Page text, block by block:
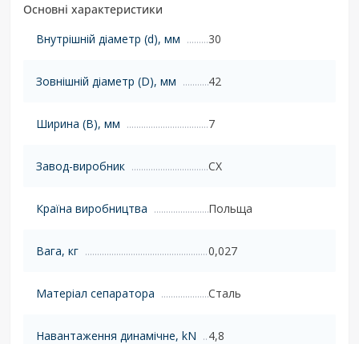
Основні характеристики
Внутрішній діаметр (d), мм
30
Зовнішній діаметр (D), мм 42
Ширина (B), мм 7
Завод-виробник CX
Країна виробництва Польща
Вага, кг 0,027
Матеріал сепаратора Сталь
Навантаження динамічне, kN 4,8